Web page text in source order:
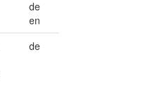
de
en
de